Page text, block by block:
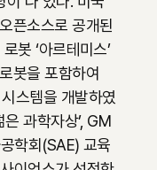
픈소스로 공개된
봇 ‘아르테미스’
봇을 포함하여
스템을 개발하였
과학자상’, GM
공학회(SAE) 교육